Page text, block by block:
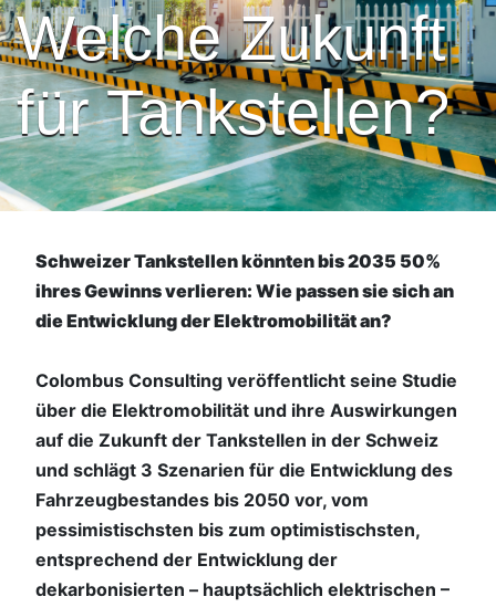
Welche Zukunft
für Tankstellen?
Schweizer Tankstellen könnten bis 2035 50%
ihres Gewinns verlieren: Wie passen sie sich an
die Entwicklung der Elektromobilität an?
Colombus Consulting veröffentlicht seine Studie
über die Elektromobilität und ihre Auswirkungen
auf die Zukunft der Tankstellen in der Schweiz
und schlägt 3 Szenarien für die Entwicklung des
Fahrzeugbestandes bis 2050 vor, vom
pessimistischsten bis zum optimistischsten,
entsprechend der Entwicklung der
dekarbonisierten – hauptsächlich elektrischen –